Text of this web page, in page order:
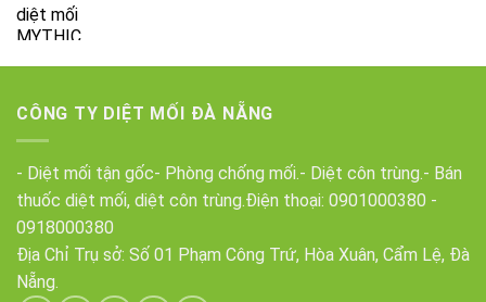
CÔNG TY DIỆT MỐI ĐÀ NẴNG
- Diệt mối tận gốc- Phòng chống mối.- Diệt côn trùng.- Bán
thuốc diệt mối, diệt côn trùng.Điện thoại: 0901000380 -
0918000380
Địa Chỉ Trụ sở: Số 01 Phạm Công Trứ, Hòa Xuân, Cẩm Lệ, Đà
Nẵng.